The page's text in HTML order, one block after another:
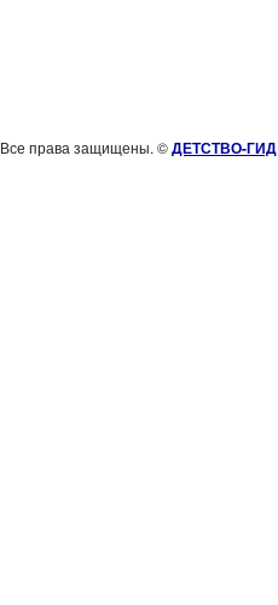
Все права защищены. ©ДЕТСТВО-ГИД